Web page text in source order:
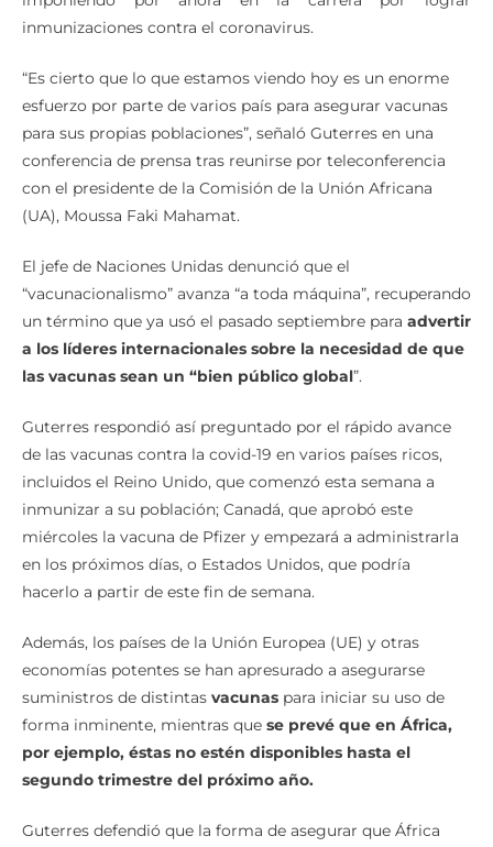
inmunizaciones contra el coronavirus.
“Es cierto que lo que estamos viendo hoy es un enorme
esfuerzo por parte de varios país para asegurar vacunas
para sus propias poblaciones”, señaló Guterres en una
conferencia de prensa tras reunirse por teleconferencia
con el presidente de la Comisión de la Unión Africana
(UA), Moussa Faki Mahamat.
El jefe de Naciones Unidas denunció que el
“vacunacionalismo” avanza “a toda máquina”, recuperando
un término que ya usó el pasado septiembre para advertir
a los líderes internacionales sobre la necesidad de que
las vacunas sean un “bien público global”.
Guterres respondió así preguntado por el rápido avance
de las vacunas contra la covid-19 en varios países ricos,
incluidos el Reino Unido, que comenzó esta semana a
inmunizar a su población; Canadá, que aprobó este
miércoles la vacuna de Pfizer y empezará a administrarla
en los próximos días, o Estados Unidos, que podría
hacerlo a partir de este fin de semana.
Además, los países de la Unión Europea (UE) y otras
economías potentes se han apresurado a asegurarse
suministros de distintas vacunas para iniciar su uso de
forma inminente, mientras que se prevé que en África,
por ejemplo, éstas no estén disponibles hasta el
segundo trimestre del próximo año.
Guterres defendió que la forma de asegurar que África